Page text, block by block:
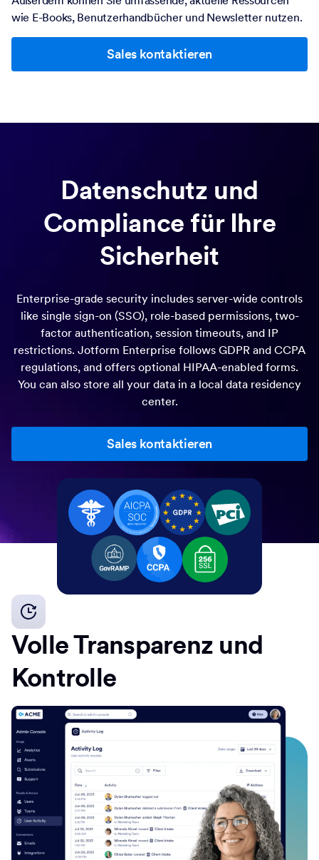
wie E-Books, Benutzerhandbücher und Newsletter nutzen.
Sales kontaktieren
Datenschutz und
Compliance für Ihre
Sicherheit
Enterprise-grade security includes server-wide controls
like single sign-on (SSO), role-based permissions, two-
factor authentication, session timeouts, and IP
restrictions. Jotform Enterprise follows GDPR and CCPA
regulations, and offers optional HIPAA-enabled forms.
You can also store all your data in a local data residency
center.
Sales kontaktieren
Volle Transparenz und
Kontrolle